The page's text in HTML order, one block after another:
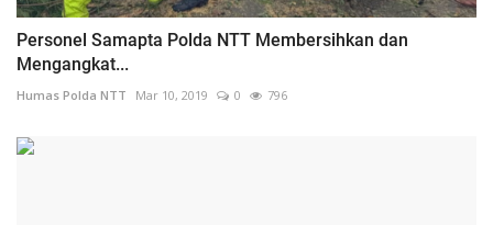
Personel Samapta Polda NTT Membersihkan dan
Mengangkat...
Humas Polda NTT Mar 10, 2019 0 796